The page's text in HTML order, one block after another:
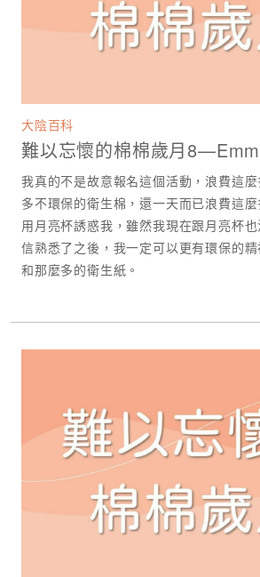
大陰百科
難以忘懷的棉棉歲月
我真的不是故意報名這個活動，浪費這
多不環保的衛生棉，還一天而已浪費這
用月亮杯誘惑我，雖然我現在跟月亮杯
信熟悉了之後，我一定可以更有環保的
和那麼多的衛生紙。